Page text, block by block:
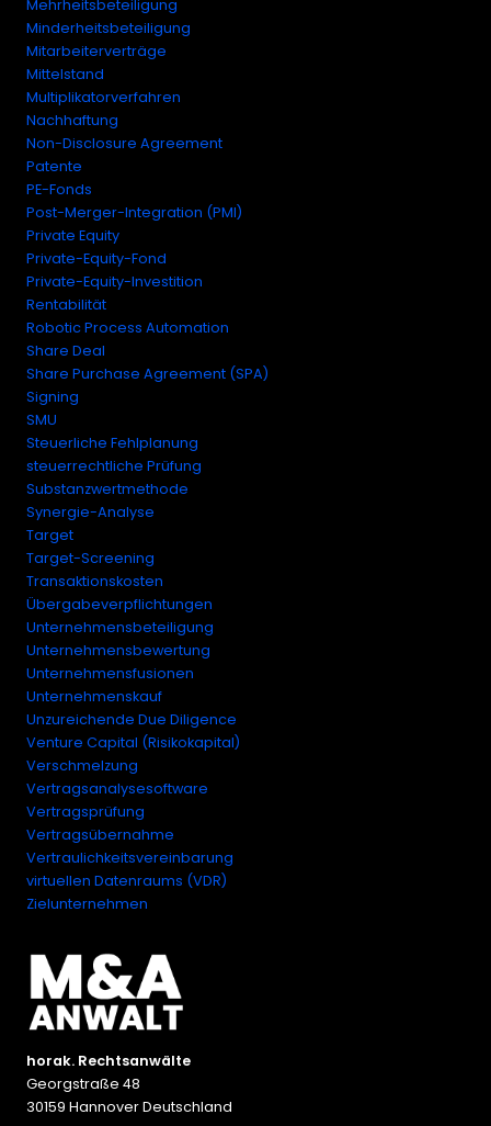
Mehrheitsbeteiligung
Minderheitsbeteiligung
Mitarbeiterverträge
Mittelstand
Multiplikatorverfahren
Nachhaftung
Non-Disclosure Agreement
Patente
PE-Fonds
Post-Merger-Integration (PMI)
Private Equity
Private-Equity-Fond
Private-Equity-Investition
Rentabilität
Robotic Process Automation
Share Deal
Share Purchase Agreement (SPA)
Signing
SMU
Steuerliche Fehlplanung
steuerrechtliche Prüfung
Substanzwertmethode
Synergie-Analyse
Target
Target-Screening
Transaktionskosten
Übergabeverpflichtungen
Unternehmensbeteiligung
Unternehmensbewertung
Unternehmensfusionen
Unternehmenskauf
Unzureichende Due Diligence
Venture Capital (Risikokapital)
Verschmelzung
Vertragsanalysesoftware
Vertragsprüfung
Vertragsübernahme
Vertraulichkeitsvereinbarung
virtuellen Datenraums (VDR)
Zielunternehmen
horak. Rechtsanwälte
Georgstraße 48
30159 Hannover Deutschland